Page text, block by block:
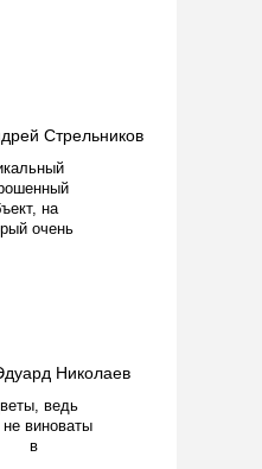
на
очень
ведь
не виноваты
в